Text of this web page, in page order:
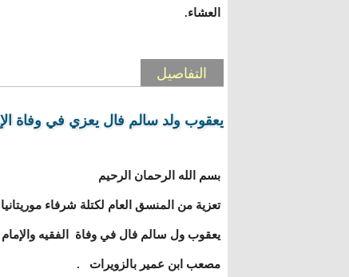
العشاء.
التفاصيل
يعقوب ولد سالم فال يعزي في وفاة
بسم الله الرحمان الرحيم
تعزية من المنسق العام لكتلة شرفاء
يعقوب ول سالم فال في وفاة الفقيه
مصعب ابن عمير بالزويرات .